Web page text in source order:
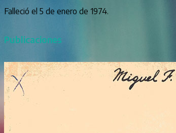
Falleció el 5 de enero de 1974.
Publicaciones